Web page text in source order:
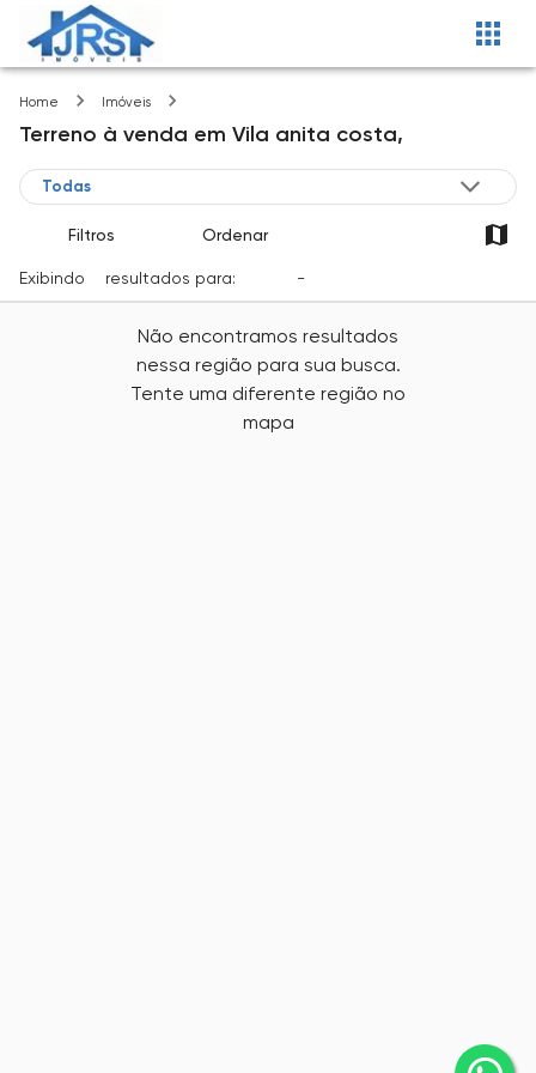
Home Imóveis
Terreno à venda em Vila anita costa,
Filtros Ordenar
Exibindo resultados para: -
Não encontramos resultados
nessa região para sua busca.
Tente uma diferente região no
mapa